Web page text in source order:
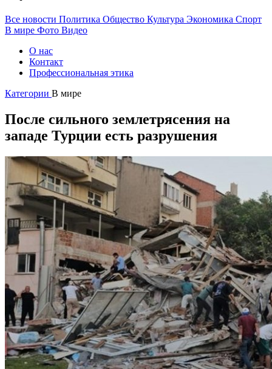
Все новости Политика Общество Культура Экономика Спорт
В мире Фото Видео
О нас
Контакт
Профессиональная этика
Категории В мире
После сильного землетрясения на
западе Турции есть разрушения